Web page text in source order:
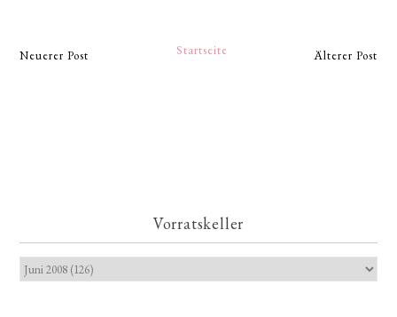
Neuerer Post Älterer Post
Startseite
Vorratskeller